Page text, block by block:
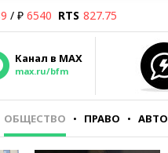
/ ₽ 6540 RTS 827.75
Канал в MAX
max.ru/bfm
ОБЩЕСТВО ПРАВО АВТО